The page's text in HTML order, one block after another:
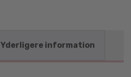
Yderligere information